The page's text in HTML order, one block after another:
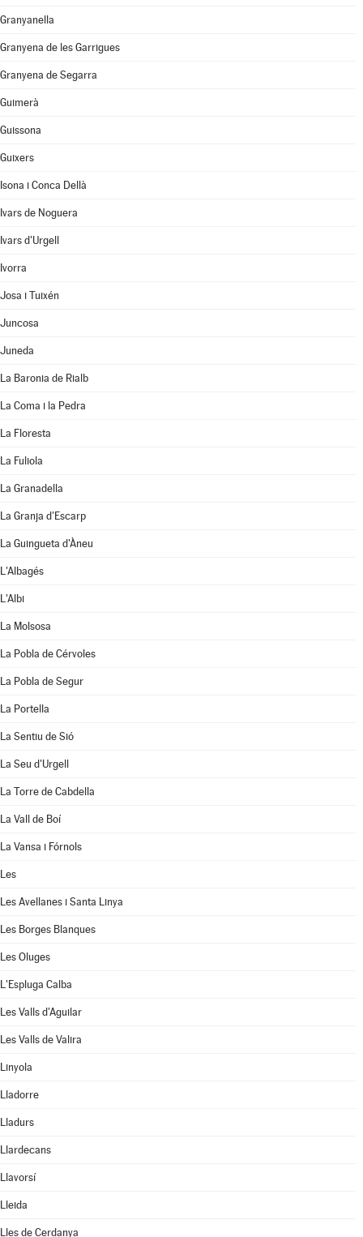
Granyanella
Granyena de les Garrigues
Granyena de Segarra
Guimerà
Guissona
Guixers
Isona i Conca Dellà
Ivars de Noguera
Ivars d'Urgell
Ivorra
Josa i Tuixén
Juncosa
Juneda
La Baronia de Rialb
La Coma i la Pedra
La Floresta
La Fuliola
La Granadella
La Granja d'Escarp
La Guingueta d'Àneu
L'Albagés
L'Albi
La Molsosa
La Pobla de Cérvoles
La Pobla de Segur
La Portella
La Sentiu de Sió
La Seu d'Urgell
La Torre de Cabdella
La Vall de Boí
La Vansa i Fórnols
Les
Les Avellanes i Santa Linya
Les Borges Blanques
Les Oluges
L'Espluga Calba
Les Valls d'Aguilar
Les Valls de Valira
Linyola
Lladorre
Lladurs
Llardecans
Llavorsí
Lleida
Lles de Cerdanya